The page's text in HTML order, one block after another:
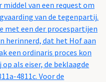
van een request om
van de tegenpartij.
met een der procespartijen
herinnerd, dat het Hof aan
een ordinaris proces kon
als eiser, de beklaagde
4811c. Voor de